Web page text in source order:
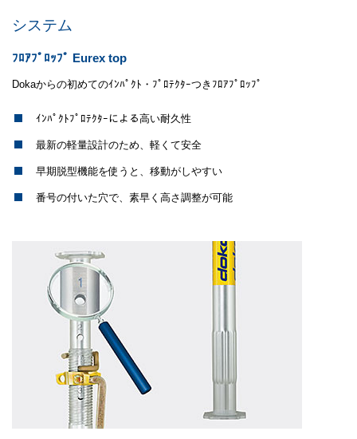
システム
ﾌﾛｱﾌﾟﾛｯﾌﾟ Eurex top
Dokaからの初めてのｲﾝﾊﾟｸﾄ・ﾌﾟﾛﾃｸﾀｰつきﾌﾛｱﾌﾟﾛｯﾌﾟ
ｲﾝﾊﾟｸﾄﾌﾟﾛﾃｸﾀｰによる高い耐久性
最新の軽量設計のため、軽くて安全
早期脱型機能を使うと、移動がしやすい
番号の付いた穴で、素早く高さ調整が可能